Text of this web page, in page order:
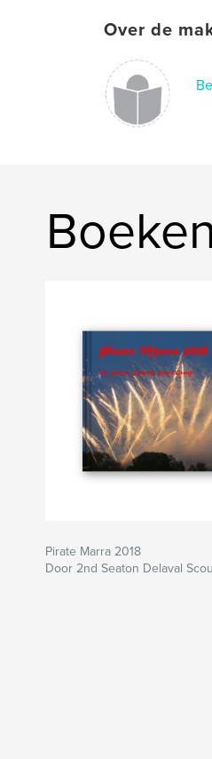
Over de
Pirate Marra 2018
Door 2nd Seaton Delaval